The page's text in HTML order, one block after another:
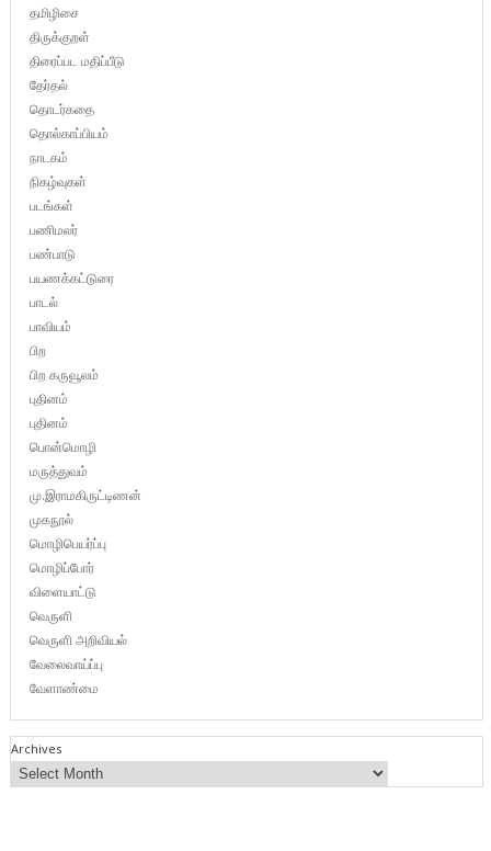
தமிழிசை
திருக்குறள்
திரைப்பட மதிப்பீடு
தேர்தல்
தொடர்கதை
தொல்காப்பியம்
நாடகம்
நிகழ்வுகள்
படங்கள்
பணிமலர்
பண்பாடு
பயணக்கட்டுரை
பாடல்
பாவியம்
பிற
பிற கருவூலம்
புதினம்
புதினம்
பொன்மொழி
மருத்துவம்
மு.இராமகிருட்டிணன்
முகநூல்
மொழிபெயர்ப்பு
மொழிப்போர்
விளையாட்டு
வெருளி
வெருளி அறிவியல்
வேலைவாய்ப்பு
வேளாண்மை
Archives